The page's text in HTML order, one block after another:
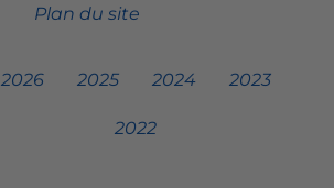
Plan du site
2026 2025 2024 2023
2022